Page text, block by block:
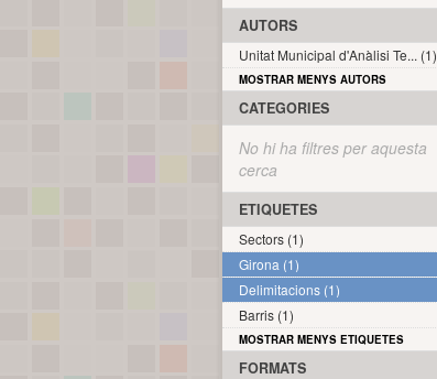
AUTORS
Unitat Municipal d'Anàlisi Te... (1)
MOSTRAR MENYS AUTORS
CATEGORIES
No hi ha filtres per aquesta
cerca
ETIQUETES
Sectors (1)
Girona (1)
Delimitacions (1)
Barris (1)
MOSTRAR MENYS ETIQUETES
FORMATS